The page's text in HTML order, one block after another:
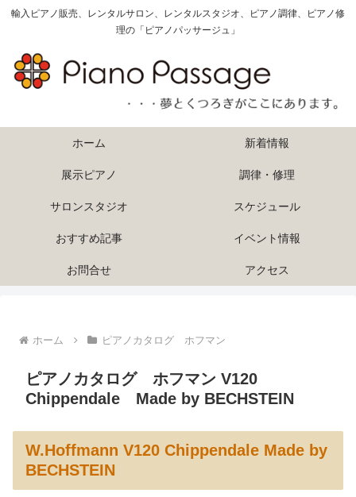
輸入ピアノ販売、レンタルサロン、レンタルスタジオ、ピアノ調律、ピアノ修
理の「ピアノパッサージュ」
ホーム 新着情報
展示ピアノ 調律・修理
サロンスタジオ スケジュール
おすすめ記事 イベント情報
お問合せ アクセス
ホーム ピアノカタログ ホフマン
ピアノカタログ ホフマン V120
Chippendale Made by BECHSTEIN
W.Hoffmann V120 Chippendale Made by
BECHSTEIN